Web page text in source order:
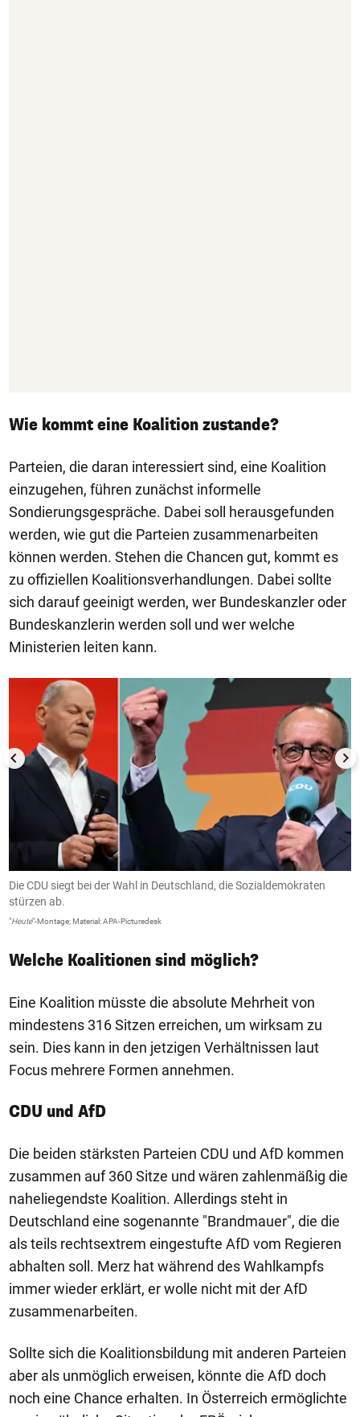
Wie kommt eine Koalition zustande?
Parteien, die daran interessiert sind, eine Koalition
einzugehen, führen zunächst informelle
Sondierungsgespräche. Dabei soll herausgefunden
werden, wie gut die Parteien zusammenarbeiten
können werden. Stehen die Chancen gut, kommt es
zu offiziellen Koalitionsverhandlungen. Dabei sollte
sich darauf geeinigt werden, wer Bundeskanzler oder
Bundeskanzlerin werden soll und wer welche
Ministerien leiten kann.
1/12
Die CDU siegt bei der Wahl in Deutschland, die Sozialdemokraten
stürzen ab.
"Heute"-Montage; Material: APA-Picturedesk
Welche Koalitionen sind möglich?
Eine Koalition müsste die absolute Mehrheit von
mindestens 316 Sitzen erreichen, um wirksam zu
sein. Dies kann in den jetzigen Verhältnissen laut
Focus mehrere Formen annehmen.
CDU und AfD
Die beiden stärksten Parteien CDU und AfD kommen
zusammen auf 360 Sitze und wären zahlenmäßig die
naheliegendste Koalition. Allerdings steht in
Deutschland eine sogenannte "Brandmauer", die die
als teils rechtsextrem eingestufte AfD vom Regieren
abhalten soll. Merz hat während des Wahlkampfs
immer wieder erklärt, er wolle nicht mit der AfD
zusammenarbeiten.
Sollte sich die Koalitionsbildung mit anderen Parteien
aber als unmöglich erweisen, könnte die AfD doch
noch eine Chance erhalten. In Österreich ermöglichte